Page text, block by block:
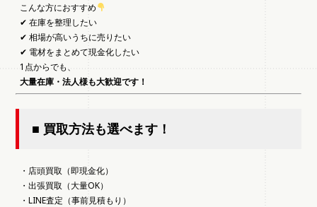
こんな方におすすめ
✔ 在庫を整理したい
✔ 相場が高いうちに売りたい
✔ 電材をまとめて現金化したい
1点からでも、
大量在庫・法人様も大歓迎です！
■ 買取方法も選べます！
・店頭買取（即現金化）
・出張買取（大量OK）
・LINE査定（事前見積もり）